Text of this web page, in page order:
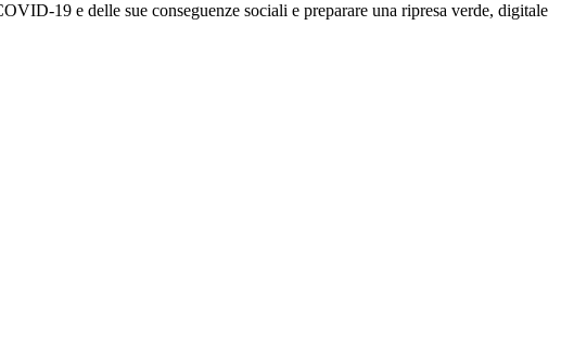
19 e delle sue conseguenze sociali e preparare una ripresa verde, digitale